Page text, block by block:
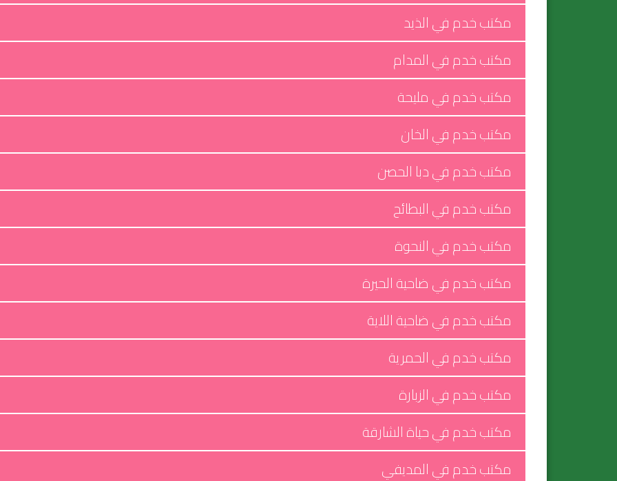
مكتب خدم في الذيد
مكتب خدم في المدام
مكتب خدم في مليحة
مكتب خدم في الخان
مكتب خدم في دبا الحصن
مكتب خدم في البطائح
مكتب خدم في النحوة
مكتب خدم في ضاحية الحيرة
مكتب خدم في ضاحية اللاية
مكتب خدم في الحمرية
مكتب خدم في الزبارة
مكتب خدم في حياة الشارقة
مكتب خدم في المديفي